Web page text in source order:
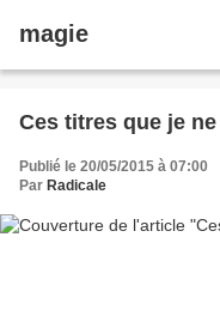
magie
Ces titres que je
Publié le 20/05/2015 à 07:00
Par Radicale